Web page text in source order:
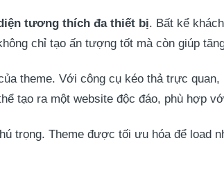
tương thích đa thiết bị. Bất kể
chỉ tạo ấn tượng tốt mà còn giúp
theme. Với công cụ kéo thả trực
tạo ra một website độc đáo, phù hợp
trọng. Theme được tối ưu hóa để load